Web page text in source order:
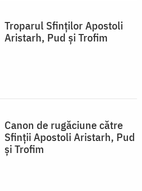
Troparul Sfinţilor Apostoli
Aristarh, Pud şi Trofim
Canon de rugăciune către
Sfinţii Apostoli Aristarh, Pud
şi Trofim